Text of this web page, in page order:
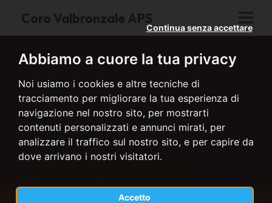
Abbiamo a cuore la tua privacy
Noi usiamo i cookies e altre tecniche di
tracciamento per migliorare la tua esperienza di
navigazione nel nostro sito, per mostrarti
contenuti personalizzati e annunci mirati, per
analizzare il traffico sul nostro sito, e per capire da
dove arrivano i nostri visitatori.
Accetto
Continua senza accettare
Coro Valbronzale APS